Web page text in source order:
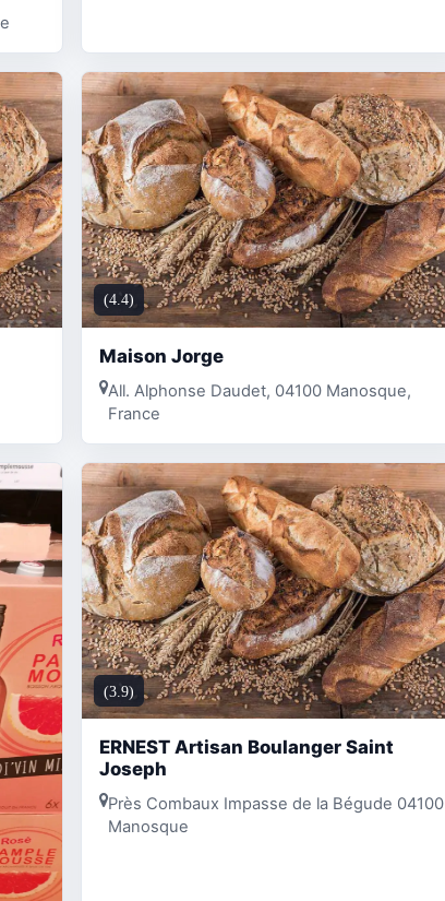
(4.4)
Maison Jorge
All. Alphonse Daudet, 04100 Manosque,
France
(3.9)
ERNEST Artisan Boulanger Saint
Joseph
Près Combaux Impasse de la Bégude 04100
Manosque